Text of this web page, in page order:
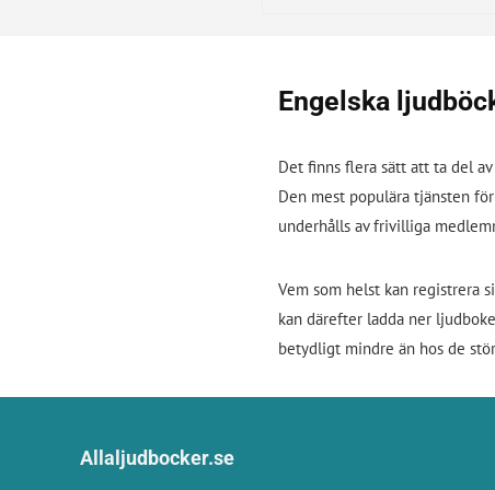
Engelska
Det finns flera sätt att ta del
Den mest populära tjänsten
underhålls av frivilliga
Vem som helst kan registrera
kan därefter ladda ner
betydligt mindre än hos de
Allaljudbocker.se